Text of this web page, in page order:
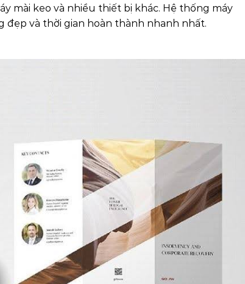
mài keo và nhiều thiết bị khác. Hệ thống máy
đẹp và thời gian hoàn thành nhanh nhất.